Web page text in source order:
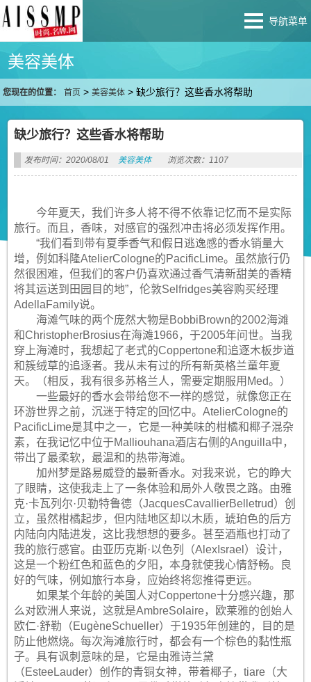
导航菜单
美容美体
您现在的位置： 首页 >美容美体 >缺少旅行？这些香水将帮助
缺少旅行？这些香水将帮助
发布时间：2020/08/01 美容美体 浏览次数：1107
今年夏天，我们许多人将不得不依靠记忆而不是实际
旅行。而且，香味，对感官的强烈冲击将必须发挥作用。
“我们看到带有夏季香气和假日逃逸感的香水销量大
增，例如科隆AtelierCologne的PacificLime。虽然旅行仍
然很困难，但我们的客户仍喜欢通过香气清新甜美的香精
将其运送到田园目的地”，伦敦Selfridges美容购买经理
AdellaFamily说。
海滩气味的两个庞然大物是BobbiBrown的2002海滩
和ChristopherBrosius在海滩1966，于2005年问世。当我
穿上海滩时，我想起了老式的Coppertone和追逐木板步道
和簇绒草的追逐者。我从未有过的所有新英格兰童年夏
天。（相反，我有很多苏格兰人，需要定期服用Med。）
一些最好的香水会带给您不一样的感觉，就像您正在
环游世界之前，沉迷于特定的回忆中。AtelierCologne的
PacificLime是其中之一，它是一种美味的柑橘和椰子混杂
素，在我记忆中位于Malliouhana酒店右侧的Anguilla中，
带出了最柔软，最温和的热带海滩。
加州梦是路易威登的最新香水。对我来说，它的睁大
了眼睛，这使我走上了一条体验和局外人敬畏之路。由雅
克·卡瓦列尔·贝勒特鲁德（JacquesCavallierBelletrud）创
立，虽然柑橘起步，但内陆地区却以木质，琥珀色的后方
内陆向内陆进发，这比我想想的要多。甚至酒瓶也打动了
我的旅行感官。由亚历克斯·以色列（AlexIsrael）设计，
这是一个粉红色和蓝色的夕阳，本身就使我心情舒畅。良
好的气味，例如旅行本身，应始终将您推得更远。
如果某个年龄的美国人对Coppertone十分感兴趣，那
么对欧洲人来说，这就是AmbreSolaire，欧莱雅的创始人
欧仁·舒勒（EugèneSchueller）于1935年创建的，目的是
防止他燃烧。每次海滩旅行时，都会有一个棕色的黏性瓶
子。具有讽刺意味的是，它是由雅诗兰黛
（EsteeLauder）创作的青铜女神，带着椰子，tiare（大